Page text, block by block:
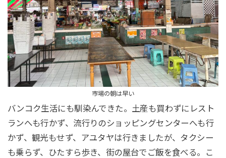
市場の朝は早い
バンコク生活にも馴染んできた。土産も買わずにレスト
ランへも行かず、流行りのショッピングセンターへも行
かず、観光もせず、アユタヤは行きましたが、タクシー
も乗らず、ひたすら歩き、街の屋台でご飯を食べる。こ